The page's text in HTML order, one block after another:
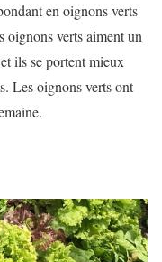
en oignons verts
oignons verts aiment un
ils se portent mieux
Les oignons verts ont